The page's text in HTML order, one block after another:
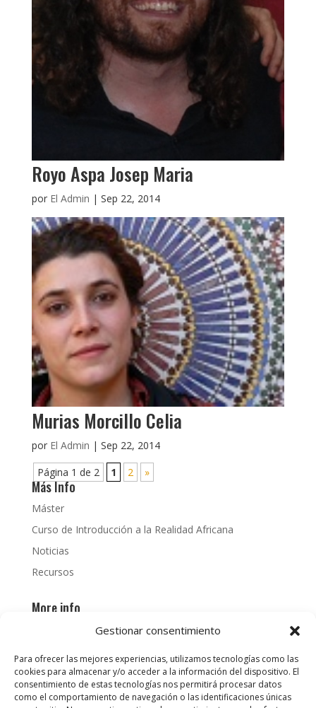
Gestionar consentimiento
Para ofrecer las mejores experiencias, utilizamos tecnologías como las
cookies para almacenar y/o acceder a la información del dispositivo. El
consentimiento de estas tecnologías nos permitirá procesar datos
como el comportamiento de navegación o las identificaciones únicas
Royo Aspa Josep Maria
por El Admin | Sep 22, 2014
Murias Morcillo Celia
por El Admin | Sep 22, 2014
Página 1 de 2
1 2 »
Más Info
Máster
Curso de Introducción a la Realidad Africana
Noticias
Recursos
More info